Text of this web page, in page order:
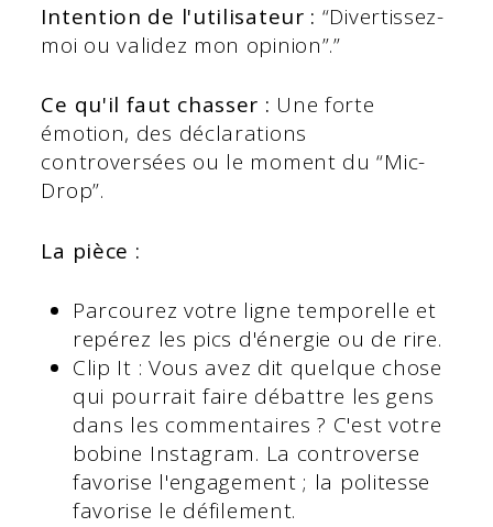
Intention de l'utilisateur : “Divertissez-
moi ou validez mon opinion”.”
Ce qu'il faut chasser : Une forte
émotion, des déclarations
controversées ou le moment du “Mic-
Drop”.
La pièce :
Parcourez votre ligne temporelle et
repérez les pics d'énergie ou de rire.
Clip It : Vous avez dit quelque chose
qui pourrait faire débattre les gens
dans les commentaires ? C'est votre
bobine Instagram. La controverse
favorise l'engagement ; la politesse
favorise le défilement.